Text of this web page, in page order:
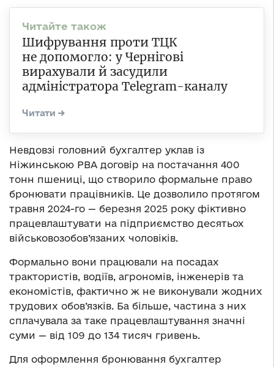
Шифрування проти ТЦК
не допомогло: у Чернігові
вирахували й засудили
адміністратора Telegram-каналу
Невдовзі головний бухгалтер уклав із
Ніжинською РВА договір на постачання 400
тонн пшениці, що створило формальне право
бронювати працівників. Це дозволило протягом
травня 2024-го — березня 2025 року фіктивно
працевлаштувати на підприємство десятьох
військовозобов’язаних чоловіків.
Формально вони працювали на посадах
трактористів, водіїв, агрономів, інженерів та
економістів, фактично ж не виконували жодних
трудових обов’язків. Ба більше, частина з них
сплачувала за таке працевлаштування значні
суми — від 109 до 134 тисяч гривень.
Для оформлення бронювання бухгалтер